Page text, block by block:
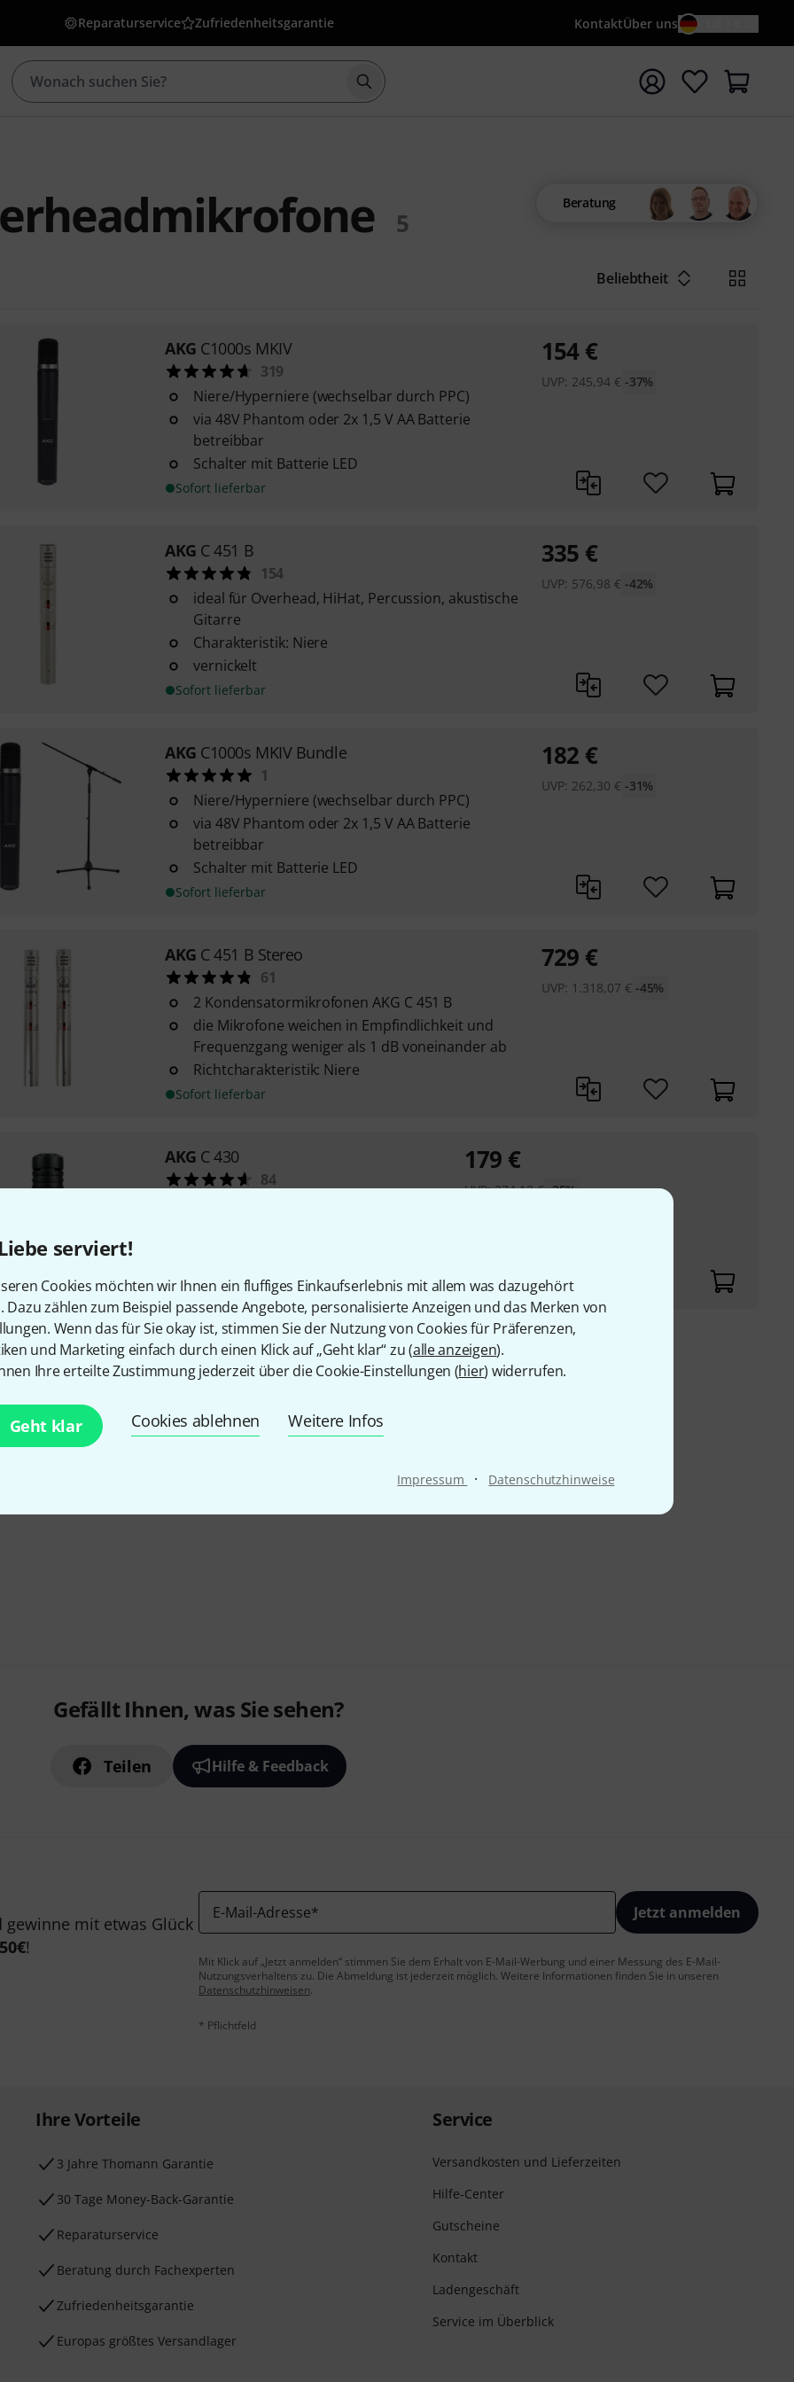
serviert!
Cookies möchten wir Ihnen ein fluffiges Einkaufserlebnis mit allem was dazugehört
Dazu zählen zum Beispiel passende Angebote, personalisierte Anzeigen und das Merken von
Wenn das für Sie okay ist, stimmen Sie der Nutzung von Cookies für Präferenzen,
und Marketing einfach durch einen Klick auf „Geht klar“ zu (alle anzeigen).
Ihre erteilte Zustimmung jederzeit über die Cookie-Einstellungen (hier) widerrufen.
Geht klar Cookies ablehnen Weitere Infos
Impressum · Datenschutzhinweise
Reparaturservice Zufriedenheitsgarantie KontaktÜber uns
Suche mit Suchwort {searchTerm} starten
5
Beratung
Beliebtheit
AKG C1000s MKIV
319
Niere/Hyperniere (wechselbar durch PPC)
via 48V Phantom oder 2x 1,5 V AA Batterie
betreibbar
Schalter mit Batterie LED
Sofort lieferbar
154 €
UVP: 245,94 € -37%
AKG C 451 B
154
ideal für Overhead, HiHat, Percussion, akustische
Gitarre
Charakteristik: Niere
vernickelt
Sofort lieferbar
335 €
UVP: 576,98 € -42%
AKG C1000s MKIV Bundle
1
Niere/Hyperniere (wechselbar durch PPC)
via 48V Phantom oder 2x 1,5 V AA Batterie
betreibbar
Schalter mit Batterie LED
Sofort lieferbar
182 €
UVP: 262,30 € -31%
AKG C 451 B Stereo
61
2 Kondensatormikrofonen AKG C 451 B
die Mikrofone weichen in Empfindlichkeit und
Frequenzgang weniger als 1 dB voneinander ab
Richtcharakteristik: Niere
Sofort lieferbar
729 €
UVP: 1.318,07 € -45%
AKG C 430
84
Sofort lieferbar
179 €
UVP:274,12 € -35%
Kostenloser Versand ab 29 €
Alle Preise inkl. MwSt.
Gefällt Ihnen, was Sie sehen?
Teilen Hilfe & Feedback
mit etwas Glück
50€!
E-Mail-Adresse* Jetzt anmelden
Mit Klick auf „Jetzt anmelden“ stimmen Sie dem Erhalt von E-Mail-Werbung und einer Messung des E-Mail-
Nutzungsverhaltens zu. Die Abmeldung ist jederzeit möglich. Weitere Informationen finden Sie in unseren
Datenschutzhinweisen.
* Pflichtfeld
Ihre Vorteile
3 Jahre Thomann Garantie
30 Tage Money-Back-Garantie
Reparaturservice
Beratung durch Fachexperten
Zufriedenheitsgarantie
Europas größtes Versandlager
Service
Versandkosten und Lieferzeiten
Hilfe-Center
Gutscheine
Kontakt
Ladengeschäft
Service im Überblick